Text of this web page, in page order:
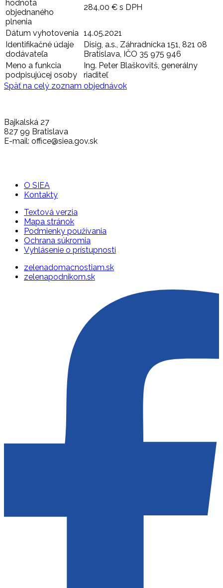
hodnota
objednaného
plnenia
284,00 € s DPH
Dátum vyhotovenia 14.05.2021
Identifikačné údaje
dodávateľa
Disig, a.s., Záhradnícka 151, 821 08
Bratislava, IČO 35 975 946
Meno a funkcia
podpisujúcej osoby
Ing. Peter Blaškovitš, generálny
riaditeľ
Späť na celý zoznam objednávok
Bajkalská 27
827 99 Bratislava
E-mail: office@siea.gov.sk
O SIEA
Kontakty
Textová verzia
Mapa stránok
Podmienky používania
Ochrana súkromia
Vyhlásenie o prístupnosti
zelenadomacnostiam.sk
zelenapodnikom.sk